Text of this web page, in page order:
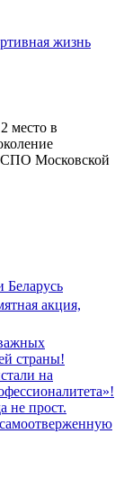
жизнь
место в
СПО Московской
Беларусь
акция,
страны!
на
не прост.